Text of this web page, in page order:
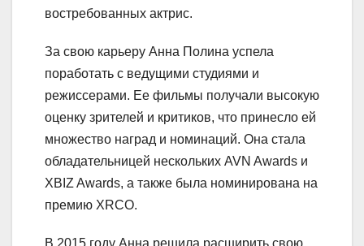
востребованных актрис.
За свою карьеру Анна Полина успела
поработать с ведущими студиями и
режиссерами. Ее фильмы получали высокую
оценку зрителей и критиков, что принесло ей
множество наград и номинаций. Она стала
обладательницей нескольких AVN Awards и
XBIZ Awards, а также была номинирована на
премию XRCO.